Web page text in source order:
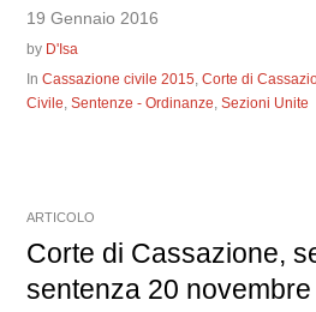
19 Gennaio 2016
by D'Isa
InCassazione civile 2015,Corte di
Civile,Sentenze - Ordinanze,Sezioni Unite
ARTICOLO
Corte di Cassazione,
sentenza 20